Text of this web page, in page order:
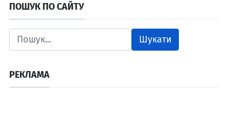
ПОШУК ПО САЙТУ
Шукати
РЕКЛАМА